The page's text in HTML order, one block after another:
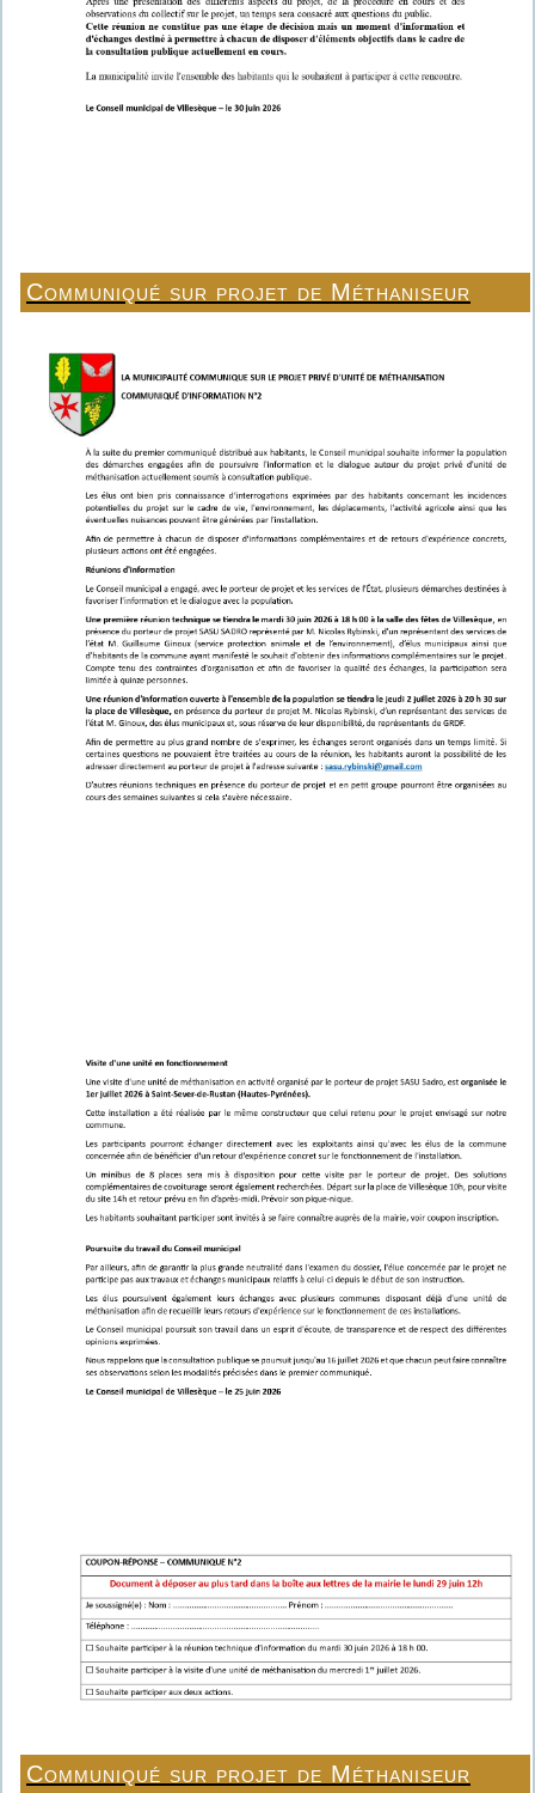
Communiqué sur projet de Méthaniseur
Communiqué sur projet de Méthaniseur